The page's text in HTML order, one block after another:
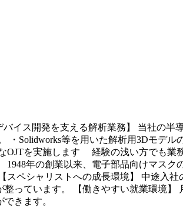
イス開発を支える解析業務】 当社の
・Solidworks等を用いた解析用3Dモデ
を実施します 経験の浅い方でも業
1948年の創業以来、電子部品向けマス
スペシャリストへの成長環境】 中途入
っています。 【働きやすい就業環境
きます。